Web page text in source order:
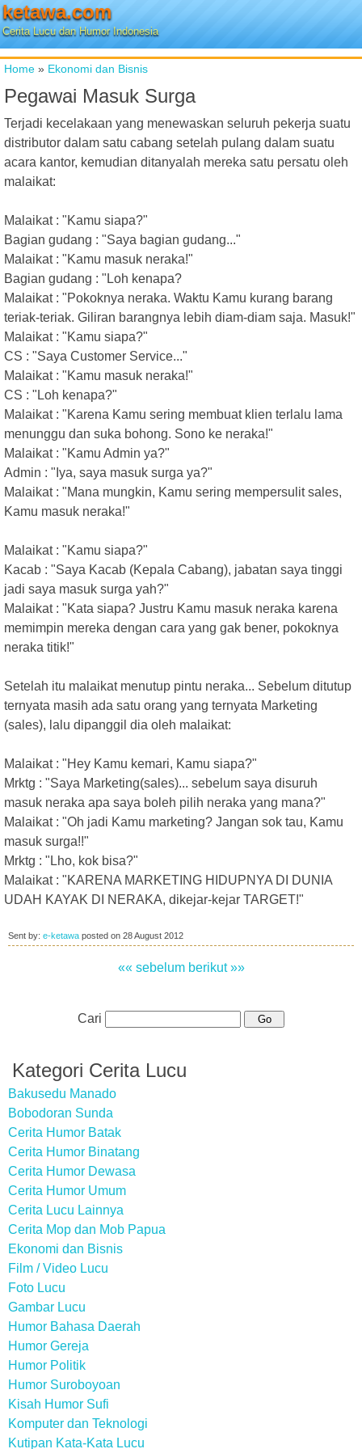
ketawa.com
Cerita Lucu dan Humor Indonesia
Home » Ekonomi dan Bisnis
Pegawai Masuk Surga
Terjadi kecelakaan yang menewaskan seluruh pekerja suatu
distributor dalam satu cabang setelah pulang dalam suatu
acara kantor, kemudian ditanyalah mereka satu persatu oleh
malaikat:
Malaikat : "Kamu siapa?"
Bagian gudang : "Saya bagian gudang..."
Malaikat : "Kamu masuk neraka!"
Bagian gudang : "Loh kenapa?
Malaikat : "Pokoknya neraka. Waktu Kamu kurang barang
teriak-teriak. Giliran barangnya lebih diam-diam saja. Masuk!"
Malaikat : "Kamu siapa?"
CS : "Saya Customer Service..."
Malaikat : "Kamu masuk neraka!"
CS : "Loh kenapa?"
Malaikat : "Karena Kamu sering membuat klien terlalu lama
menunggu dan suka bohong. Sono ke neraka!"
Malaikat : "Kamu Admin ya?"
Admin : "Iya, saya masuk surga ya?"
Malaikat : "Mana mungkin, Kamu sering mempersulit sales,
Kamu masuk neraka!"
Malaikat : "Kamu siapa?"
Kacab : "Saya Kacab (Kepala Cabang), jabatan saya tinggi
jadi saya masuk surga yah?"
Malaikat : "Kata siapa? Justru Kamu masuk neraka karena
memimpin mereka dengan cara yang gak bener, pokoknya
neraka titik!"
Setelah itu malaikat menutup pintu neraka... Sebelum ditutup
ternyata masih ada satu orang yang ternyata Marketing
(sales), lalu dipanggil dia oleh malaikat:
Malaikat : "Hey Kamu kemari, Kamu siapa?"
Mrktg : "Saya Marketing(sales)... sebelum saya disuruh
masuk neraka apa saya boleh pilih neraka yang mana?"
Malaikat : "Oh jadi Kamu marketing? Jangan sok tau, Kamu
masuk surga!!"
Mrktg : "Lho, kok bisa?"
Malaikat : "KARENA MARKETING HIDUPNYA DI DUNIA
UDAH KAYAK DI NERAKA, dikejar-kejar TARGET!"
Sent by: e-ketawa posted on 28 August 2012
«« sebelum berikut »»
Cari
Kategori Cerita Lucu
Bakusedu Manado
Bobodoran Sunda
Cerita Humor Batak
Cerita Humor Binatang
Cerita Humor Dewasa
Cerita Humor Umum
Cerita Lucu Lainnya
Cerita Mop dan Mob Papua
Ekonomi dan Bisnis
Film / Video Lucu
Foto Lucu
Gambar Lucu
Humor Bahasa Daerah
Humor Gereja
Humor Politik
Humor Suroboyoan
Kisah Humor Sufi
Komputer dan Teknologi
Kutipan Kata-Kata Lucu